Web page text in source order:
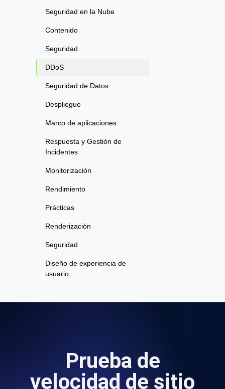
Seguridad en la Nube
Contenido
Seguridad
DDoS
Seguridad de Datos
Despliegue
Marco de aplicaciones
Respuesta y Gestión de
Incidentes
Monitorización
Rendimiento
Prácticas
Renderización
Seguridad
Diseño de experiencia de
usuario
Prueba de
velocidad de sitio